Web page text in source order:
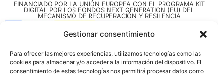
Gestionar consentimiento
Para ofrecer las mejores experiencias, utilizamos tecnologías como las
cookies para almacenar y/o acceder a la información del dispositivo. El
consentimiento de estas tecnologías nos permitirá procesar datos como
FINANCIADO POR LA UNIÓN EUROPEA CON EL PROGRAMA KIT
DIGITAL POR LOS FONDOS NEXT GENERATION (EU) DEL
MECANISMO DE RECUPERACIÓN Y RESILENCIA
© Guia Telefónica de Empresas – Todos los derechos reservados.